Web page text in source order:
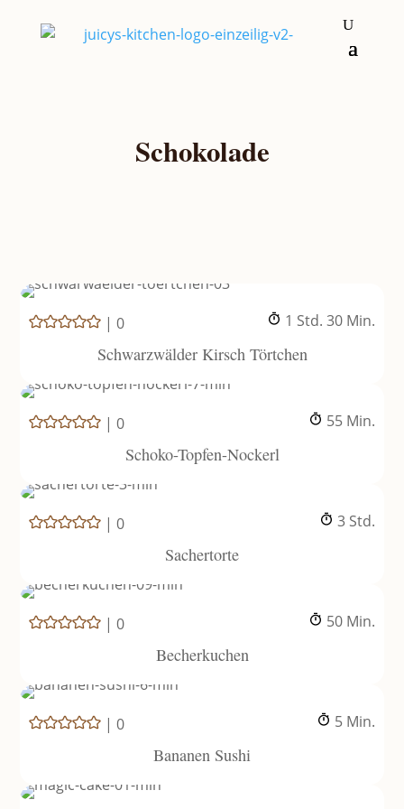
Schokolade
|0 1 Stunde
Std. 30Minuten
Min.
Schwarzwälder Kirsch Törtchen
|0 55Minuten
Min.
Schoko-Topfen-Nockerl
|0 3Stunden
Std.
Sachertorte
|0 50Minuten
Min.
Becherkuchen
|0 5Minuten
Min.
Bananen Sushi